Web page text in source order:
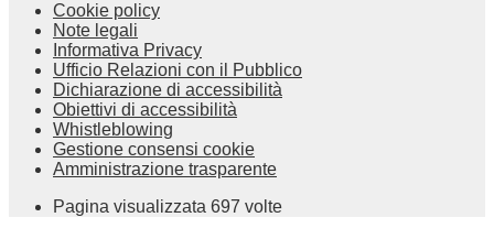
Cookie policy
Note legali
Informativa Privacy
Ufficio Relazioni con il Pubblico
Dichiarazione di accessibilità
Obiettivi di accessibilità
Whistleblowing
Gestione consensi cookie
Amministrazione trasparente
Pagina visualizzata 697 volte